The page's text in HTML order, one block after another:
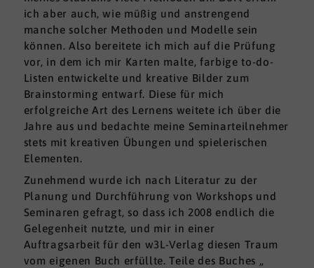
ich aber auch, wie müßig und anstrengend
manche solcher Methoden und Modelle sein
können. Also bereitete ich mich auf die Prüfung
vor, in dem ich mir Karten malte, farbige to-do-
Listen entwickelte und kreative Bilder zum
Brainstorming entwarf. Diese für mich
erfolgreiche Art des Lernens weitete ich über die
Jahre aus und bedachte meine Seminarteilnehmer
stets mit kreativen Übungen und spielerischen
Elementen.
Zunehmend wurde ich nach Literatur zu der
Planung und Durchführung von Workshops und
Seminaren gefragt, so dass ich 2008 endlich die
Gelegenheit nutzte, und mir in einer
Auftragsarbeit für den w3L-Verlag diesen Traum
vom eigenen Buch erfüllte. Teile des Buches „